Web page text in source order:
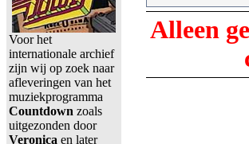
Voor het
internationale archief
zijn wij op zoek naar
afleveringen van het
muziekprogramma
Countdown zoals
uitgezonden door
Veronica en later
Alleen